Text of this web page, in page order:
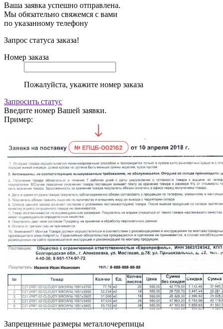
Ваша заявка успешно отправлена.
Мы обязательно свяжемся с вами
по указанному телефону
Запрос статуса заказа!
Номер заказа
Пожалуйста, укажите номер заказа
Запросить статус
Введите номер Вашей заявки.
Пример:
Запрещенные размеры металлочерепицы